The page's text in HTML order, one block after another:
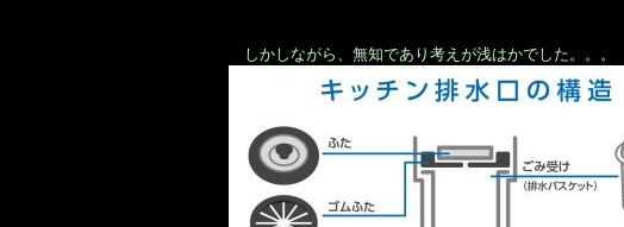
しかしながら、無知であり考えが浅はかでした。。。